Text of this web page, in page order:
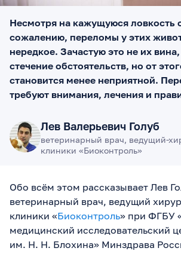
Несмотря на кажущуюся ловкость
сожалению, переломы у этих
нередкое. Зачастую это не их
стечение обстоятельств, но от
становится менее неприятной.
требуют внимания, лечения и
Лев Валерьевич Голуб
ветеринарный врач, ведущий-
клиники «Биоконтроль»
Обо всём этом рассказывает Лев
ветеринарный врач, ведущий
клиники «Биоконтроль» при ФГБУ
медицинский исследовательский
им. Н. Н. Блохина» Минздрава